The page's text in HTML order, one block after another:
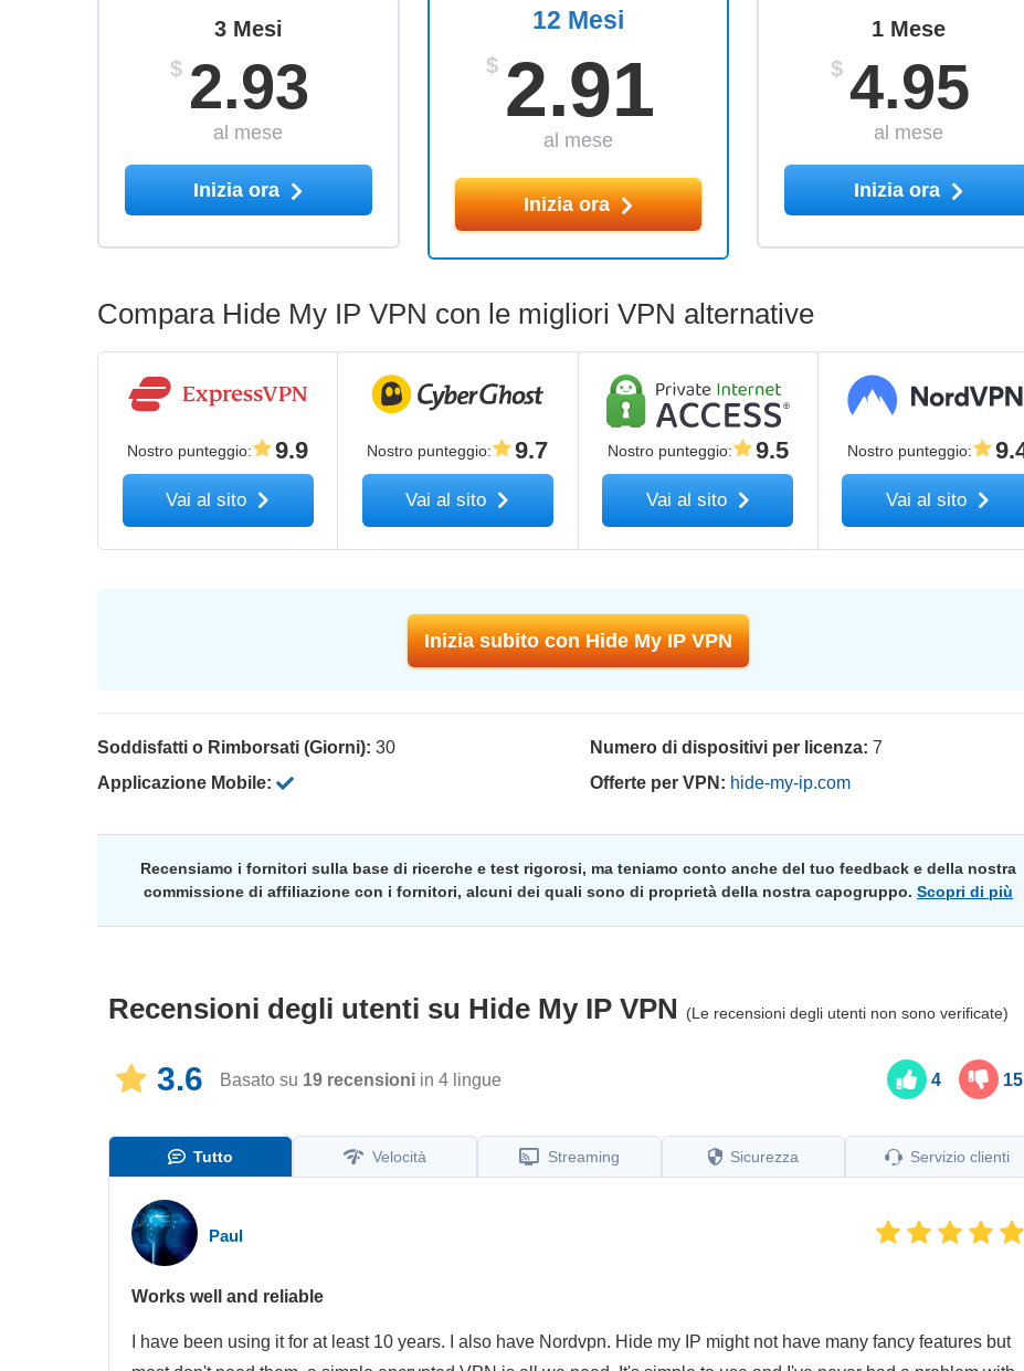
12 Mesi
$ 2.91
al mese
Inizia ora
3 Mesi
$ 2.93
al mese
Inizia ora
1 Mese
$ 4.95
al mese
Inizia ora
Compara Hide My IP VPN con le migliori VPN alternative
Nostro punteggio: 9.9
Vai al sito
Nostro punteggio: 9.7
Vai al sito
Nostro punteggio: 9.5
Vai al sito
Nostro punteggio:
Vai al sito
Inizia subito con Hide My IP VPN
Soddisfatti o Rimborsati (Giorni): 30
Applicazione Mobile:
Numero di dispositivi per licenza: 7
Offerte per VPN: hide-my-ip.com
Recensiamo i fornitori sulla base di ricerche e test rigorosi, ma teniamo conto anche del tuo feedback e della nostra
commissione di affiliazione con i fornitori, alcuni dei quali sono di proprietà della nostra capogruppo. Scopri di più
Recensioni degli utenti su Hide My IP VPN (Le recensioni degli utenti non sono verificate)
3.6 Basato su 19 recensioni in 4 lingue 4 15
Tutto Velocità Streaming Sicurezza Servizio clienti
Paul
Works well and reliable
I have been using it for at least 10 years. I also have Nordvpn. Hide my IP might not have many fancy features but